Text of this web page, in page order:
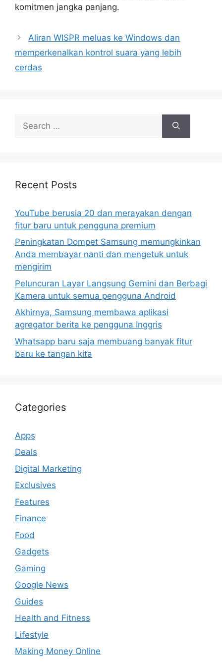
komitmen jangka panjang.
Aliran WISPR meluas ke Windows dan
memperkenalkan kontrol suara yang lebih
cerdas
for:
Recent Posts
YouTube berusia 20 dan merayakan dengan
fitur baru untuk pengguna premium
Peningkatan Dompet Samsung memungkinkan
Anda membayar nanti dan mengetuk untuk
mengirim
Peluncuran Layar Langsung Gemini dan Berbagi
Kamera untuk semua pengguna Android
Akhirnya, Samsung membawa aplikasi
agregator berita ke pengguna Inggris
Whatsapp baru saja membuang banyak fitur
baru ke tangan kita
Categories
Apps
Deals
Digital Marketing
Exclusives
Features
Finance
Food
Gadgets
Gaming
Google News
Guides
Health and Fitness
Lifestyle
Making Money Online